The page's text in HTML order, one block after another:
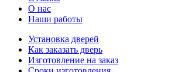
О нас
Наши работы
Установка дверей
Как заказать дверь
Изготовление на заказ